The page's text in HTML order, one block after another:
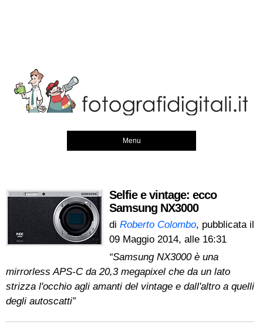
Menu
Selfie e vintage: ecco
Samsung NX3000
di Roberto Colombo, pubblicata il
09 Maggio 2014, alle 16:31
“Samsung NX3000 è una
mirrorless APS-C da 20,3 megapixel che da un lato
strizza l'occhio agli amanti del vintage e dall'altro a quelli
degli autoscatti”